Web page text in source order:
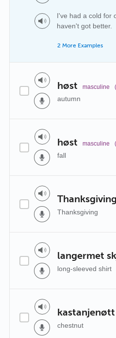
I've had a cold for
haven't got better.
2 More Examples
høst masculine
autumn
høst masculine
fall
Thanksgiving
Thanksgiving
langermet
long-sleeved shirt
kastanjenøtt
chestnut